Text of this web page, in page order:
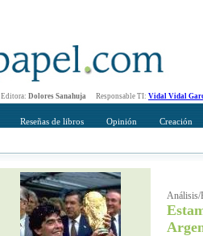
Editora: Dolores Sanahuja Responsable TI: Vidal Vidal
Reseñas de libros Opinión Creación
Recomendar
Su nombre Completo
Análisis/